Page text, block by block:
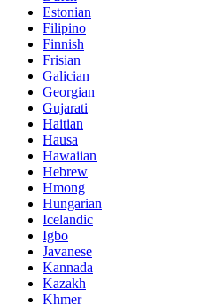
Estonian
Filipino
Finnish
Frisian
Galician
Georgian
Gujarati
Haitian
Hausa
Hawaiian
Hebrew
Hmong
Hungarian
Icelandic
Igbo
Javanese
Kannada
Kazakh
Khmer